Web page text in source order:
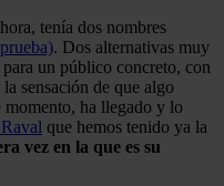
tenía dos nombres
. Dos alternativas muy
un público concreto, con
sensación de que algo
momento, ha llegado y lo
que hemos tenido ya la
vez en la que es su